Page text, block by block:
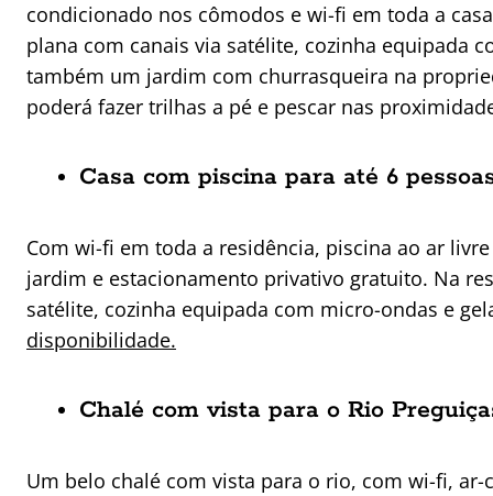
condicionado nos cômodos e wi-fi em toda a
plana com canais via satélite, cozinha equipada
também um jardim com churrasqueira na
poderá fazer trilhas a pé e pescar nas
Casa com piscina para até 6
Com wi-fi em toda a residência, piscina ao ar
jardim e estacionamento privativo gratuito. Na
satélite, cozinha equipada com micro-ondas e
disponibilidade.
Chalé com vista para o Rio
Um belo chalé com vista para o rio, com wi-fi,